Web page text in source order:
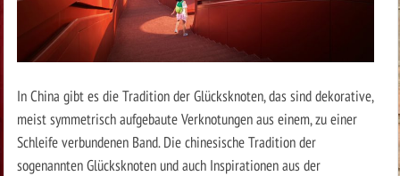
In China gibt es die Tradition der Glücksknoten, das sind dekorative,
meist symmetrisch aufgebaute Verknotungen aus einem, zu einer
Schleife verbundenen Band. Die chinesische Tradition der
sogenannten Glücksknoten und auch Inspirationen aus der